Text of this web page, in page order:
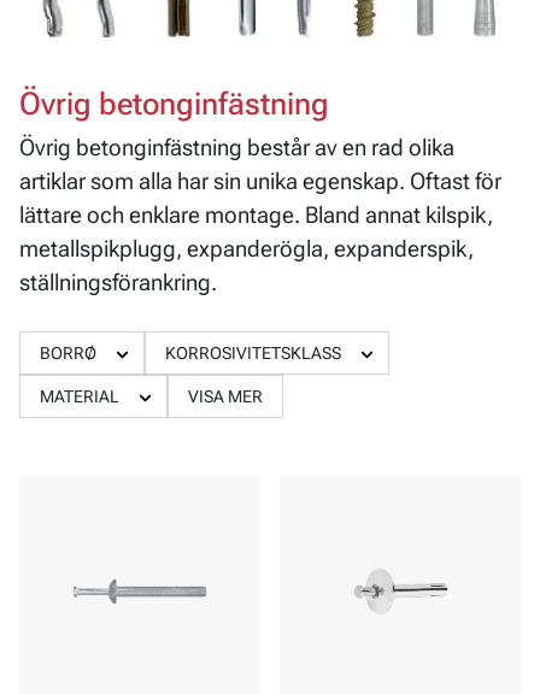
Övrig betonginfästning
Övrig betonginfästning består av en rad olika
artiklar som alla har sin unika egenskap. Oftast för
lättare och enklare montage. Bland annat kilspik,
metallspikplugg, expanderögla, expanderspik,
ställningsförankring.
BORRØ KORROSIVITETSKLASS
MATERIAL VISA MER